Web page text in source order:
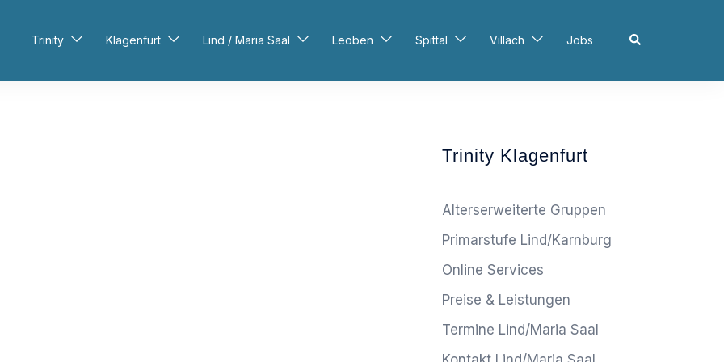
Trinity Klagenfurt Lind / Maria Saal Leoben Spittal Villach Jobs Search
Trinity Klagenfurt
Alterserweiterte Gruppen
Primarstufe Lind/Karnburg
Online Services
Preise & Leistungen
Termine Lind/Maria Saal